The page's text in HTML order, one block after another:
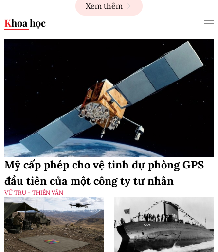
Xem thêm
Khoa học
Mỹ cấp phép cho vệ tinh dự phòng GPS
đầu tiên của một công ty tư nhân
VŨ TRỤ - THIÊN VĂN